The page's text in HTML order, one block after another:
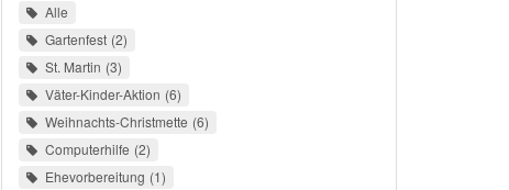
Alle
Gartenfest 2
St. Martin 3
Väter-Kinder-Aktion 6
Weihnachts-Christmette 6
Computerhilfe 2
Ehevorbereitung 1